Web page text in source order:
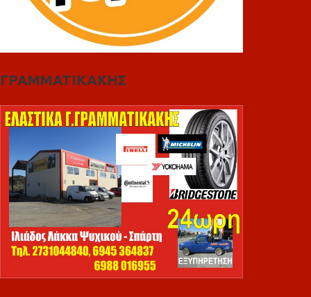
ΓΡΑΜΜΑΤΙΚΑΚΗΣ